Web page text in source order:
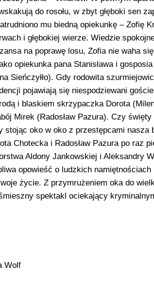
do rosołu, w zbyt głęboki sen
mu biedną opiekunkę – Zofię
i głębokiej wierze. Wiedzie
na poprawę losu, Zofia nie waha
opiekunka pana Stanisława i
Sieńczyłło). Gdy rodowita
pojawiają się niespodziewani
i blaskiem skrzypaczka Dorota
Mirek (Radosław Pazura). Czy
stojąc oko w oko z przestępcami nasza
Chotecka i Radosław Pazura po raz
Aldony Jankowskiej i Aleksandry
opowieść o ludzkich
życie. Z przymrużeniem oka do
spektakl ociekający
Wolf